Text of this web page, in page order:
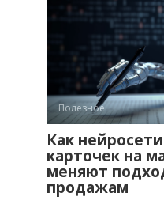
Полезное
Как
карточек на
меняют
продажам